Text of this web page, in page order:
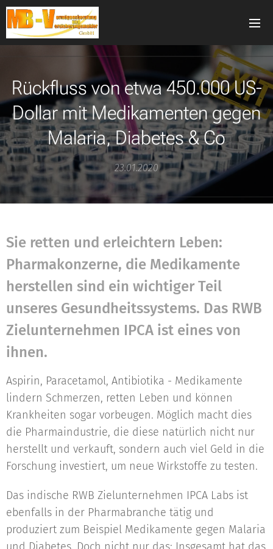
Rückfluss von etwa 450.000 US-
Dollar mit Medikamenten gegen
Malaria, Diabetes & Co
23.01.2020
Sie retten und erleichtern Leben:
Pharmakonzerne, die Medikamente
herstellen sind ein wichtiger Teil
unseres Gesund­heits­systems. Das RWB
Zielunternehmen IPCA ist eines von
ihnen.
Aspirin, Paracetamol, Antibiotika - Medikamente
lindern Schmerzen, retten Leben und können
Krankheiten sogar vorbeugen. Möglich macht dies
die Pharmaindustrie, die diese natürlich nicht nur
herstellt und verkauft, sondern auch viel Geld in die
Forschung investiert, um neue Wirkstoffe zu testen.
Das indische RWB Zielunternehmen IPCA Labs ist
ebenfalls in der Pharmabranche tätig und
produziert zum Beispiel Medikamente gegen Malaria